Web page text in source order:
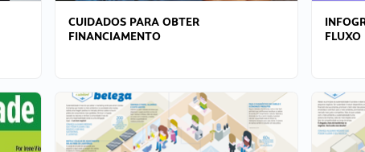
CUIDADOS PARA OBTER
FINANCIAMENTO